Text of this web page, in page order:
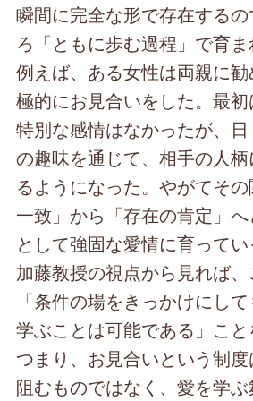
瞬間に完全な形で存在する
ろ「ともに歩む過程」で育ま
例えば、ある女性は両親に
極的にお見合いをした。最
特別な感情はなかったが、
の趣味を通じて、相手の人柄
るようになった。やがてそ
一致」から「存在の肯定」
として強固な愛情に育ってい
加藤教授の視点から見れば
「条件の場をきっかけにし
学ぶことは可能である」こと
つまり、お見合いという制
阻むものではなく、愛を学